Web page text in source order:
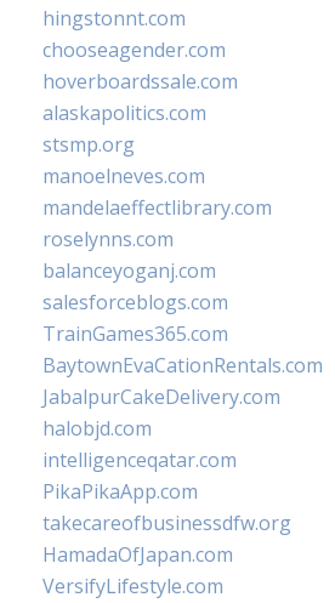
hingstonnt.com
chooseagender.com
hoverboardssale.com
alaskapolitics.com
stsmp.org
manoelneves.com
mandelaeffectlibrary.com
roselynns.com
balanceyoganj.com
salesforceblogs.com
TrainGames365.com
BaytownEvaCationRentals.com
JabalpurCakeDelivery.com
halobjd.com
intelligenceqatar.com
PikaPikaApp.com
takecareofbusinessdfw.org
HamadaOfJapan.com
VersifyLifestyle.com